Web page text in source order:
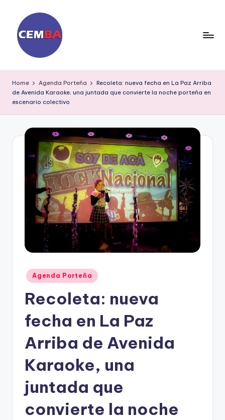
content
ia
ri
o
C
B
Home Agenda Porteña
Recoleta: nueva fecha en La Paz Arriba
de Avenida Karaoke, una juntada que convierte la noche porteña en
escenario colectivo
Posted
in
Agenda Porteña
Recoleta: nueva
fecha en La Paz
Arriba de Avenida
Karaoke, una
juntada que
convierte la noche